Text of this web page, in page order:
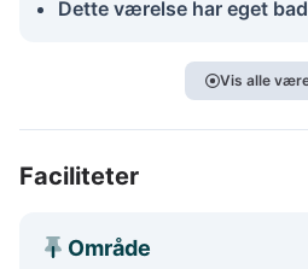
Dette værelse har eget
Vis alle
Faciliteter
Område